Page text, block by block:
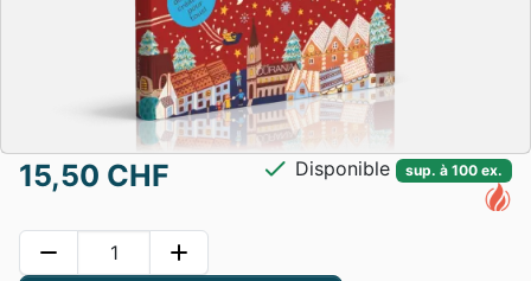
15,50 CHF check Disponible sup. à 100 ex.
remove add